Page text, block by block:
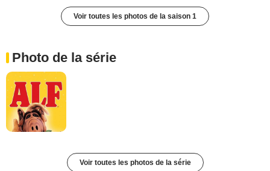
Voir toutes les photos de la saison 1
Photo de la série
Voir toutes les photos de la série